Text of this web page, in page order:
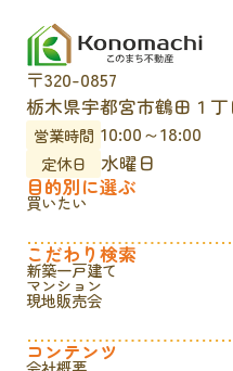
〒320-0857
栃木県宇都宮市鶴田１
営業時間 10:00～18:00
定休日
水曜日
目的別に選ぶ
買いたい
こだわり検索
新築一戸建て
マンション
現地販売会
コンテンツ